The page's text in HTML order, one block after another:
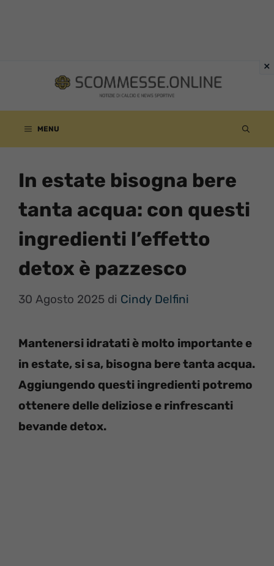
contenuto
MENU
In estate bisogna bere
tanta acqua: con questi
ingredienti l’effetto
detox è pazzesco
30 Agosto 2025 di Cindy Delfini
Mantenersi idratati è molto importante e
in estate, si sa, bisogna bere tanta acqua.
Aggiungendo questi ingredienti potremo
ottenere delle deliziose e rinfrescanti
bevande detox.